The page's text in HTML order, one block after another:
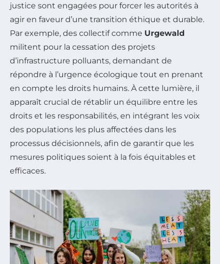
justice sont engagées pour forcer les autorités à
agir en faveur d’une transition éthique et durable.
Par exemple, des collectif comme Urgewald
militent pour la cessation des projets
d’infrastructure polluants, demandant de
répondre à l’urgence écologique tout en prenant
en compte les droits humains. À cette lumière, il
apparaît crucial de rétablir un équilibre entre les
droits et les responsabilités, en intégrant les voix
des populations les plus affectées dans les
processus décisionnels, afin de garantir que les
mesures politiques soient à la fois équitables et
efficaces.